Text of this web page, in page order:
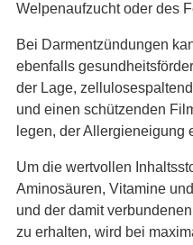
Welpenaufzucht oder des
Bei Darmentzündungen
ebenfalls
der Lage,
und einen schützenden
legen, der Allergieneigung
Um die wertvollen
Aminosäuren, Vitamine
und der damit
zu erhalten, wird bei